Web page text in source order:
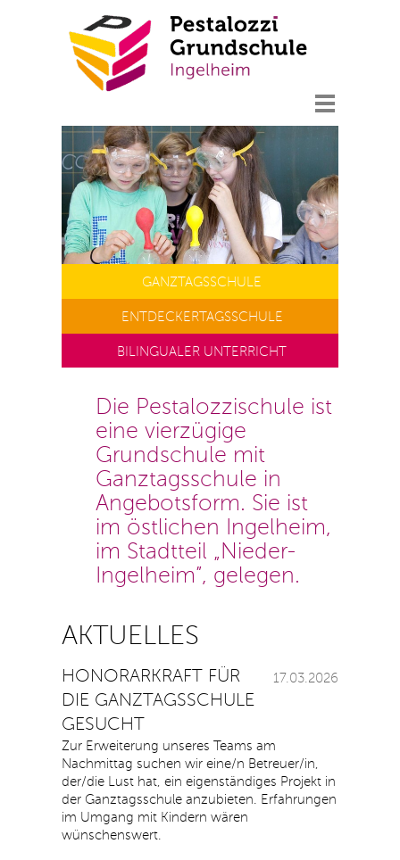
GANZTAGSSCHULE
ENTDECKERTAGSSCHULE
BILINGUALER UNTERRICHT
Die Pestalozzischule ist
eine vierzügige
Grundschule mit
Ganztagsschule in
Angebotsform. Sie ist
im östlichen Ingelheim,
im Stadtteil „Nieder-
Ingelheim”, gelegen.
AKTUELLES
17.03.2026
HONORARKRAFT FÜR
DIE GANZTAGSSCHULE
GESUCHT
Zur Erweiterung unseres Teams am
Nachmittag suchen wir eine/n Betreuer/in,
der/die Lust hat, ein eigenständiges Projekt in
der Ganztagsschule anzubieten. Erfahrungen
im Umgang mit Kindern wären
wünschenswert.